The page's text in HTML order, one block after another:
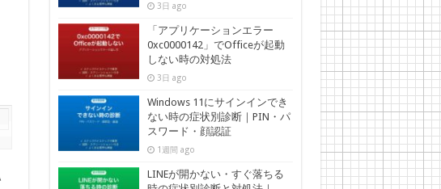
3日 ago
「アプリケーションエラー
0xc0000142」でOfficeが起動
しない時の対処法
3日 ago
Windows 11にサインインでき
ない時の症状別診断｜PIN・パ
スワード・顔認証
1週間 ago
LINEが開かない・すぐ落ちる